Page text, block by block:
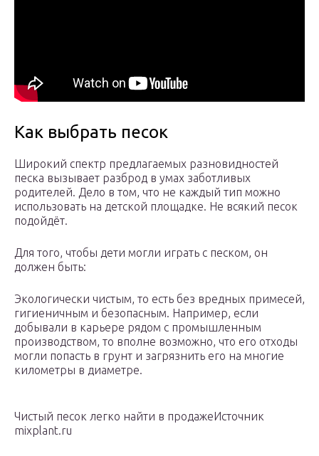
Как выбрать песок
Широкий спектр предлагаемых разновидностей
песка вызывает разброд в умах заботливых
родителей. Дело в том, что не каждый тип можно
использовать на детской площадке. Не всякий песок
подойдёт.
Для того, чтобы дети могли играть с песком, он
должен быть:
Экологически чистым, то есть без вредных примесей,
гигиеничным и безопасным. Например, если
добывали в карьере рядом с промышленным
производством, то вполне возможно, что его отходы
могли попасть в грунт и загрязнить его на многие
километры в диаметре.
Чистый песок легко найти в продажеИсточник
mixplant.ru